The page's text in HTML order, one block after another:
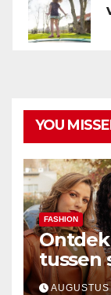
YOU
FASHION
tussen